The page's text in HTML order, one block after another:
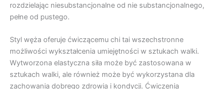
rozdzielając niesubstancjonalne od nie substancjonalnego,
pełne od pustego.
Styl węża oferuje ćwiczącemu chi tai wszechstronne
możliwości wykształcenia umiejętności w sztukach walki.
Wytworzona elastyczna siła może być zastosowana w
sztukach walki, ale również może być wykorzystana dla
zachowania dobrego zdrowia i kondycji. Ćwiczenia